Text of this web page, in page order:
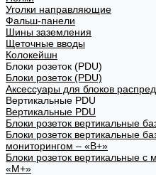
Уголки направляющие
Фальш-панели
Шины заземления
Щеточные вводы
Колокейшн
Блоки розеток (PDU)
Блоки розеток (PDU)
Аксессуары для блоков
Вертикальные PDU
Вертикальные PDU
Блоки розеток вертикальные
Блоки розеток вертикальные
мониторингом – «В+»
Блоки розеток вертикальные с
«М+»